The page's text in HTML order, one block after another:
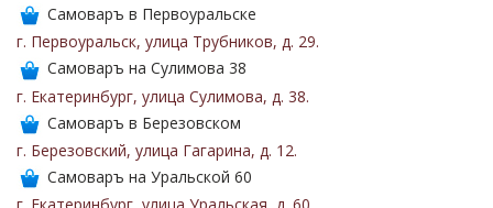
Самоваръ в Первоуральске
г. Первоуральск, улица Трубников, д. 29.
Самоваръ на Сулимова 38
г. Екатеринбург, улица Сулимова, д. 38.
Самоваръ в Березовском
г. Березовский, улица Гагарина, д. 12.
Самоваръ на Уральской 60